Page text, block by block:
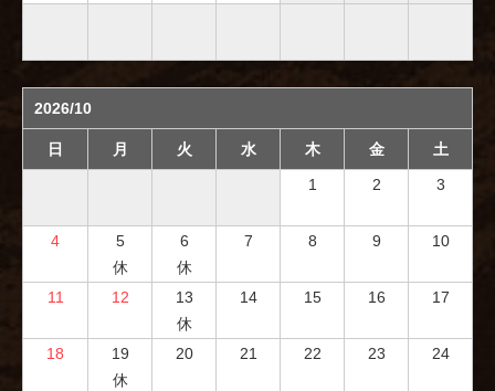
2026/10
日 月 火 水 木 金
土
1
2 3
4
5
休
6
休
7 8 9 10
11 12
13
休
14 15 16 17
18
19
休
20 21 22 23 24